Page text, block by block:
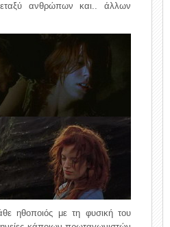
ανθρώπων και.. άλλων
ηθοποιός με τη φυσική του